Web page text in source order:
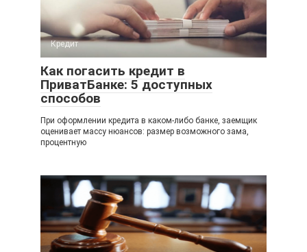
Кредит
Как погасить кредит в
ПриватБанке: 5 доступных
способов
При оформлении кредита в каком-либо банке, заемщик
оценивает массу нюансов: размер возможного зама,
процентную